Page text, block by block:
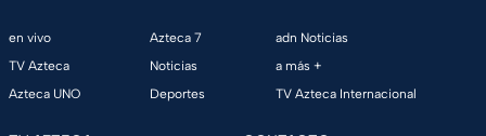
en vivo
TV Azteca
Azteca UNO
Azteca 7
Noticias
Deportes
adn Noticias
a más +
TV Azteca Internacional